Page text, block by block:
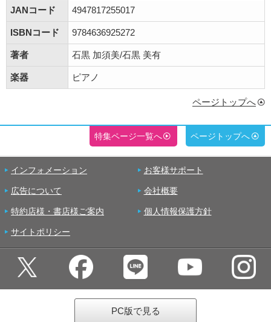
JANコード 4947817255017
ISBNコード 9784636925272
著者 石黒 加須美/石黒 美有
楽器 ピアノ
ページトップへ
特集ページ一覧へ ページトップへ
インフォメーション お客様サポート
広告について 会社概要
特約店様・書店様ご案内 個人情報保護方針
サイトポリシー
PC版で見る